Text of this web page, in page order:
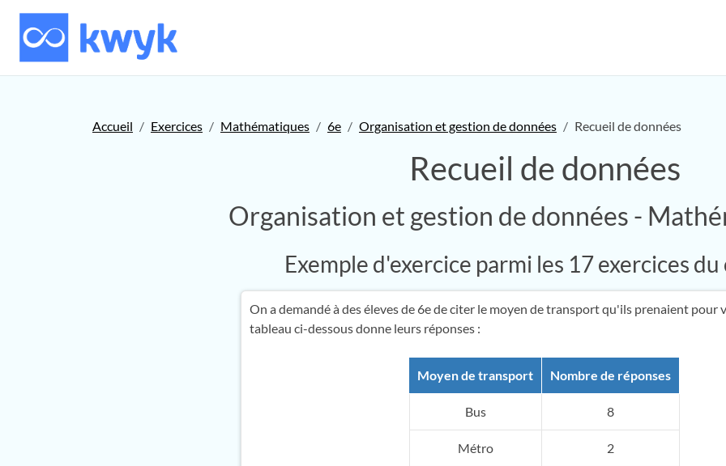
Accueil Exercices Mathématiques 6e Organisation et gestion de données Recueil de données
Recueil de données
Organisation et gestion de données -
Exemple d'exercice parmi les 17 exercices
On a demandé à des éleves de 6e de citer le moyen de transport qu'ils prenaient pour
tableau ci-dessous donne leurs réponses :
Moyen de transport Nombre de réponses
Bus 8
Métro 2